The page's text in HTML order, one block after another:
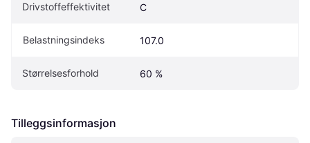
Drivstoffeffektivitet C
Belastningsindeks 107.0
Størrelsesforhold 60 %
Tilleggsinformasjon